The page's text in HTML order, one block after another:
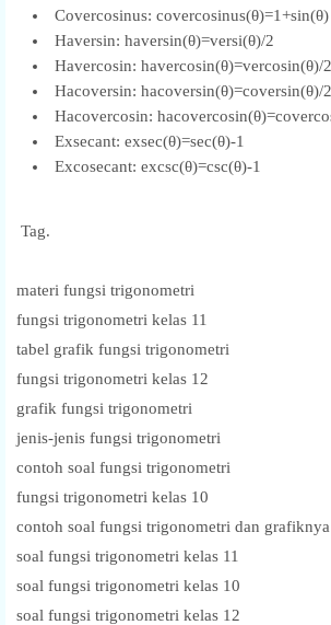
Covercosinus: covercosinus(θ)=1+sin(θ)
Haversin: haversin(θ)=versi(θ)/2
Havercosin: havercosin(θ)=vercosin(θ)/2
Hacoversin: hacoversin(θ)=coversin(θ)/2
Hacovercosin:
Exsecant: exsec(θ)=sec(θ)-1
Excosecant: excsc(θ)=csc(θ)-1
Tag.
materi fungsi trigonometri
fungsi trigonometri kelas 11
tabel grafik fungsi trigonometri
fungsi trigonometri kelas 12
grafik fungsi trigonometri
jenis-jenis fungsi trigonometri
contoh soal fungsi trigonometri
fungsi trigonometri kelas 10
contoh soal fungsi trigonometri dan grafiknya
soal fungsi trigonometri kelas 11
soal fungsi trigonometri kelas 10
soal fungsi trigonometri kelas 12